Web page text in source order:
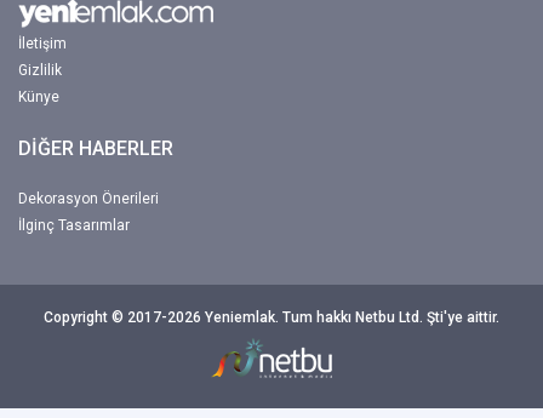
İletişim
Gizlilik
Künye
DİĞER HABERLER
Dekorasyon Önerileri
İlginç Tasarımlar
Copyright © 2017-2026 Yeniemlak. Tum hakkı Netbu Ltd. Şti'ye aittir.